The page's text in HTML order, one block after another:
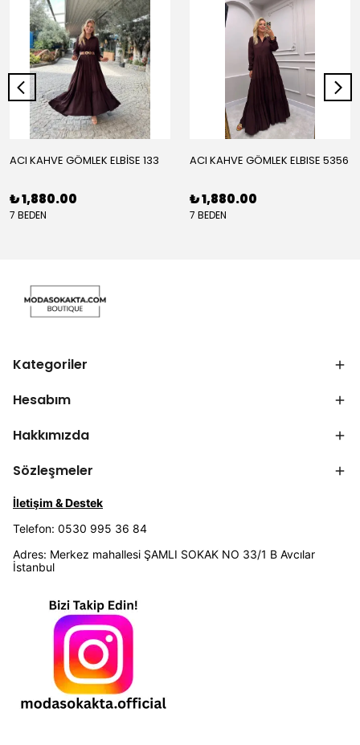
ACI KAHVE GÖMLEK ELBİSE 133
₺ 1,880.00
7 BEDEN
ACI KAHVE GÖMLEK ELBISE 5356
₺ 1,880.00
7 BEDEN
Kategoriler
Hesabım
Hakkımızda
Sözleşmeler
İletişim & Destek
Telefon: 0530 995 36 84
Adres: Merkez mahallesi ŞAMLI SOKAK NO 33/1 B Avcılar
İstanbul